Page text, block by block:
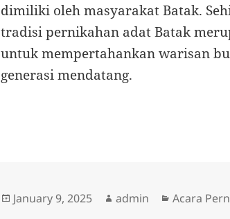
dimiliki oleh masyarakat Batak.
tradisi pernikahan adat Batak
untuk mempertahankan warisan
generasi mendatang.
Posted
January 9, 2025 Author
admin Categories
Acara